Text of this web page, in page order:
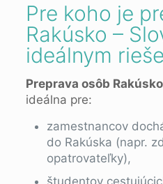
Pre koho je
Rakúsko –
ideálnym
Preprava osôb
ideálna pre:
zamestnancov
do Rakúska (napr.
opatrovateľky),
študentov